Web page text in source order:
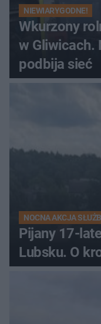
NIEWIARYGODNE!
Wkurzony
w Gliwicach.
podbija sieć
NOCNA AKCJA SŁUŻB
Pijany 17-
Lubsku. O